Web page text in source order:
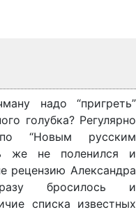
надо “пригреть”
голубка? Регулярно
“Новым русским
же не поленился и
рецензию Александра
бросилось и
списка известных